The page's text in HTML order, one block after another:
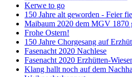
Kerwe to go
150 Jahre alt geworden - Feier
Maibaum 2020 dem MGV 1870
Frohe Ostern!
150 Jahre Chorgesang auf
Fasenacht 2020 Nachlese
Fasenacht 2020 Erzhütten-
Klang hallt noch auf dem